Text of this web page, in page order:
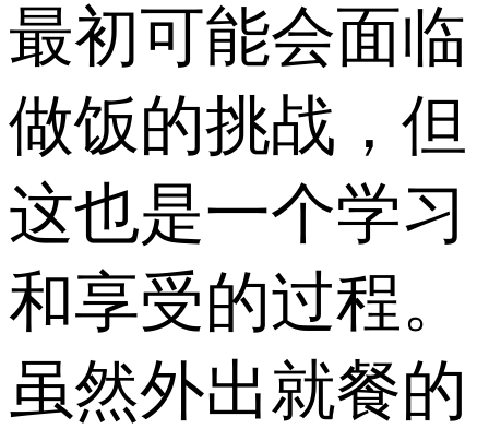
最初可能会面临
做饭的挑战，但
这也是一个学习
和享受的过程。
虽然外出就餐的